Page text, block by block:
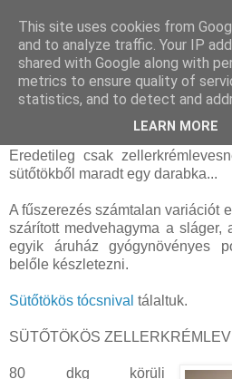
vasárnap, február 21, 2016
Sütőtökös
gluténmentes)
Eredetileg csak
sütőtökből maradt egy darabka...
A fűszerezés számtalan variációt
szárított medvehagyma a sláger,
egyik áruház gyógynövényes
belőle készletezni.
Sütőtökös tócsnival tálaltuk.
SÜTŐTÖKÖS
80 dkg körüli
This site uses cookies from
and to analyze traffic. Your IP
shared with Google along with
metrics to ensure quality of
statistics, and to detect and
LEARN MORE